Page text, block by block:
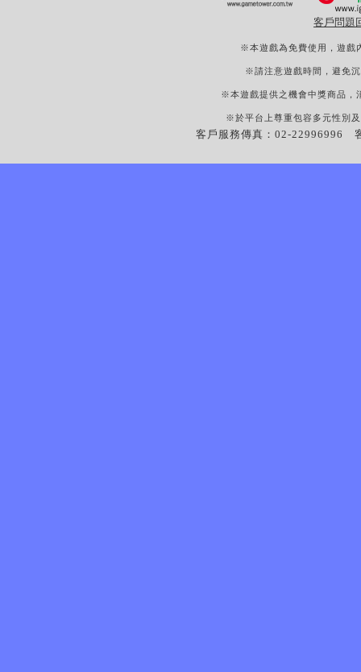
客戶問題
※本遊戲為免費使用，遊戲
※請注意遊戲時間，避免
※本遊戲提供之機會中獎商品，
※於平台上尊重包容多元性別
客戶服務傳真：02-22996996